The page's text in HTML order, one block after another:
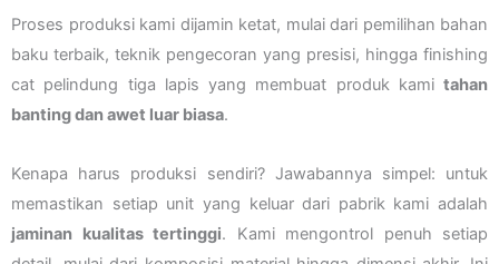
Proses produksi kami dijamin ketat, mulai dari pemilihan bahan
baku terbaik, teknik pengecoran yang presisi, hingga finishing
cat pelindung tiga lapis yang membuat produk kami tahan
banting dan awet luar biasa.
Kenapa harus produksi sendiri? Jawabannya simpel: untuk
memastikan setiap unit yang keluar dari pabrik kami adalah
jaminan kualitas tertinggi. Kami mengontrol penuh setiap